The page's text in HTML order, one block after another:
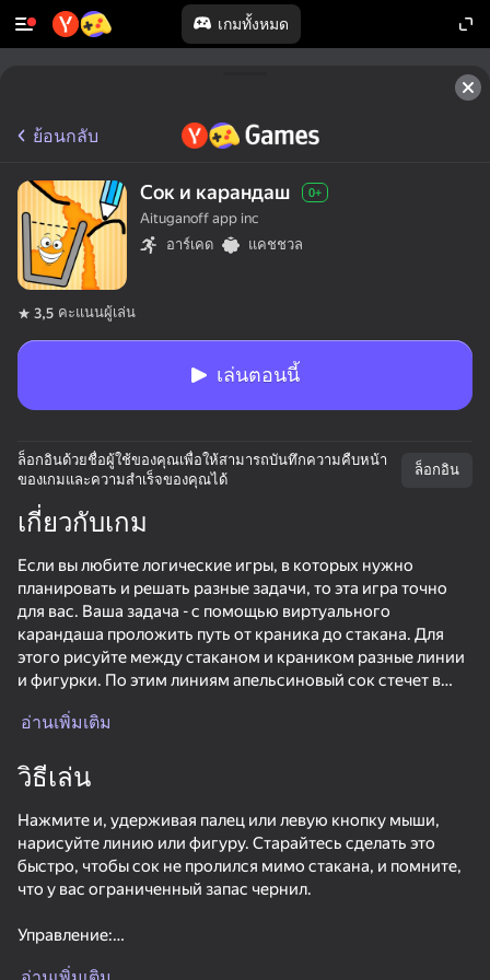
เกมทั้งหมด
63
ย้อนกลับ
Сок и карандаш 0+
Aituganoff app inc
อาร์เคด
แคชชวล
3,5 คะแนนผู้เล่น
เล่นตอนนี้
ล็อกอินด้วยชื่อผู้ใช้ของคุณเพื่อให้สามารถบันทึกความคืบหน้า
ของเกมและความสำเร็จของคุณได้
ล็อกอิน
เกี่ยวกับเกม
Если вы любите логические игры, в которых нужно
планировать и решать разные задачи, то эта игра точно
для вас. Ваша задача - с помощью виртуального
карандаша проложить путь от краника до стакана. Для
этого рисуйте между стаканом и краником разные линии
и фигурки. По этим линиям апельсиновый сок стечет в
наполнится соком, и вы перейдете на следующий
อ่านเพิ่มเติม
วิธีเล่น
Нажмите и, удерживая палец или левую кнопку мыши,
нарисуйте линию или фигуру. Старайтесь сделать это
быстро, чтобы сок не пролился мимо стакана, и помните,
что у вас ограниченный запас чернил.
Управление: